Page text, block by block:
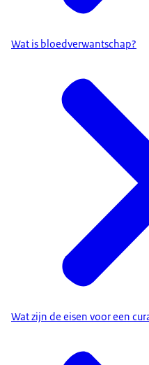
Wat is bloedverwantschap?
Wat zijn de eisen voor een